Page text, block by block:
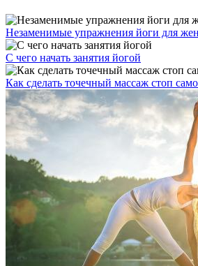
Незаменимые упражнения йоги для
С чего начать занятия йогой
Как сделать точечный массаж стоп